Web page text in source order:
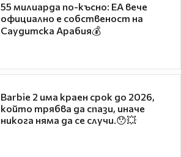
55 милиарда по-късно: EA вече
официално е собственост на
Саудитска Арабия💰
Barbie 2 има краен срок до 2026,
който трябва да спази, иначе
никога няма да се случи.😯💥